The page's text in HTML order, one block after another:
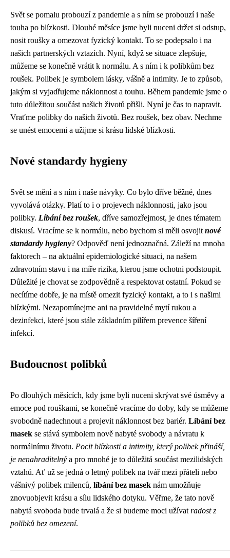
Svět se pomalu probouzí z pandemie a s ním se probouzí i naše
touha po blízkosti. Dlouhé měsíce jsme byli nuceni držet si odstup,
nosit roušky a omezovat fyzický kontakt. To se podepsalo i na
našich partnerských vztazích. Nyní, když se situace zlepšuje,
můžeme se konečně vrátit k normálu. A s ním i k polibkům bez
roušek. Polibek je symbolem lásky, vášně a intimity. Je to způsob,
jakým si vyjadřujeme náklonnost a touhu. Během pandemie jsme o
tuto důležitou součást našich životů přišli. Nyní je čas to napravit.
Vraťme polibky do našich životů. Bez roušek, bez obav. Nechme
se unést emocemi a užijme si krásu lidské blízkosti.
Nové standardy hygieny
Svět se mění a s ním i naše návyky. Co bylo dříve běžné, dnes
vyvolává otázky. Platí to i o projevech náklonnosti, jako jsou
polibky. Líbání bez roušek, dříve samozřejmost, je dnes tématem
diskusí. Vracíme se k normálu, nebo bychom si měli osvojit nové
standardy hygieny? Odpověď není jednoznačná. Záleží na mnoha
faktorech – na aktuální epidemiologické situaci, na našem
zdravotním stavu i na míře rizika, kterou jsme ochotni podstoupit.
Důležité je chovat se zodpovědně a respektovat ostatní. Pokud se
necítíme dobře, je na místě omezit fyzický kontakt, a to i s našimi
blízkými. Nezapomínejme ani na pravidelné mytí rukou a
dezinfekci, které jsou stále základním pilířem prevence šíření
infekcí.
Budoucnost polibků
Po dlouhých měsících, kdy jsme byli nuceni skrývat své úsměvy a
emoce pod rouškami, se konečně vracíme do doby, kdy se můžeme
svobodně nadechnout a projevit náklonnost bez bariér. Líbání bez
masek se stává symbolem nově nabyté svobody a návratu k
normálnímu životu. Pocit blízkosti a intimity, který polibek přináší,
je nenahraditelný a pro mnohé je to důležitá součást mezilidských
vztahů. Ať už se jedná o letmý polibek na tvář mezi přáteli nebo
vášnivý polibek milenců, líbání bez masek nám umožňuje
znovuobjevit krásu a sílu lidského dotyku. Věřme, že tato nově
nabytá svoboda bude trvalá a že si budeme moci užívat radost z
polibků bez omezení.